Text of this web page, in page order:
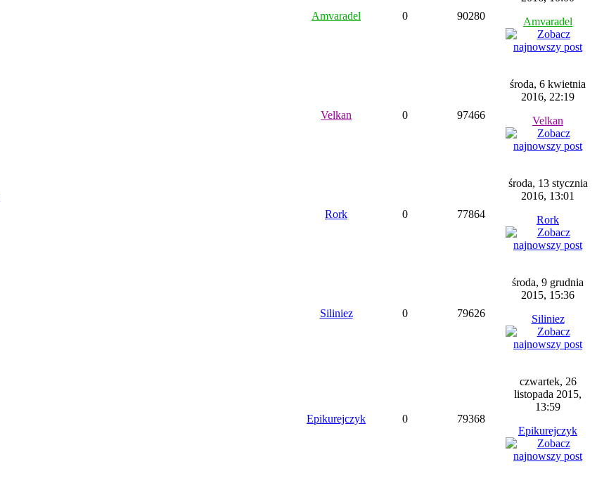
Amvaradel 0 90280
Amvaradel
Velkan 0 97466
środa, 6 kwietnia
2016, 22:19
Velkan
Rork 0 77864
środa, 13 stycznia
2016, 13:01
Rork
Siliniez 0 79626
środa, 9 grudnia
2015, 15:36
Siliniez
Epikurejczyk 0 79368
czwartek, 26
listopada 2015,
13:59
Epikurejczyk